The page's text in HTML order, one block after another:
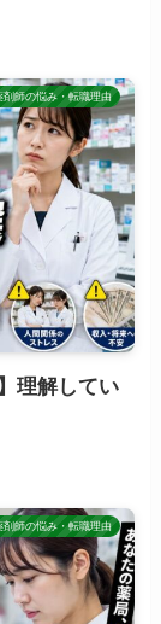
剤師の悩み・転職理由
理解してい
剤師の悩み・転職理由